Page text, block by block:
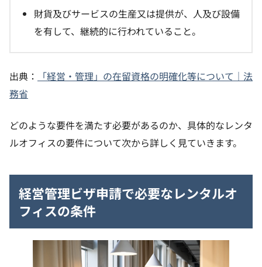
財貨及びサービスの生産又は提供が、人及び設備
を有して、継続的に行われていること。
出典：
「経営・管理」の在留資格の明確化等について｜法
務省
どのような要件を満たす必要があるのか、具体的なレンタ
ルオフィスの要件について次から詳しく見ていきます。
経営管理ビザ申請で必要なレンタルオ
フィスの条件